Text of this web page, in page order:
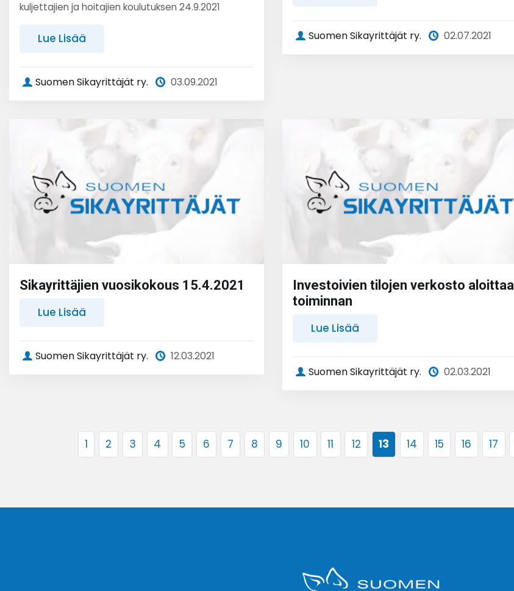
kuljettajien ja hoitajien koulutuksen 24.9.2021
Lue Lisää
Suomen Sikayrittäjät ry. 03.09.2021
Suomen Sikayrittäjät ry. 02.07.2021
Sikayrittäjien vuosikokous 15.4.2021
Lue Lisää
Suomen Sikayrittäjät ry. 12.03.2021
Investoivien tilojen verkosto aloittaa
toiminnan
Lue Lisää
Suomen Sikayrittäjät ry. 02.03.2021
1 2 3 4 5 6 7 8 9 10 11 12 13 14 15 16 17